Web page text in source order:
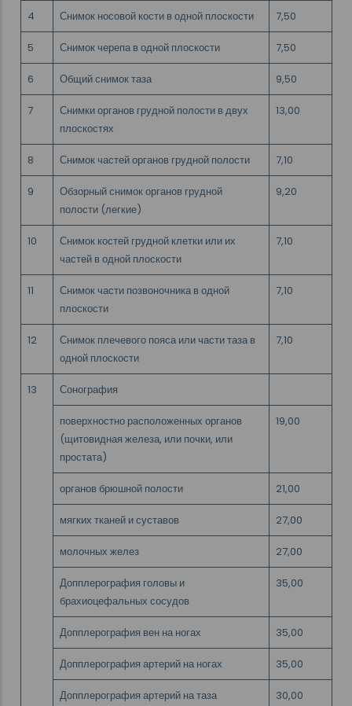
4 Снимок носовой кости в одной плоскости 7,50
5 Снимок черепа в одной плоскости 7,50
6 Общий снимок таза 9,50
7
Снимки органов грудной полости в двух
плоскостях
13,00
8 Снимок частей органов грудной полости 7,10
9
Обзорный снимок органов грудной
полости (легкие)
9,20
10
Снимок костей грудной клетки или их
частей в одной плоскости
7,10
11
Снимок части позвоночника в одной
плоскости
7,10
12
Снимок плечевого пояса или части таза в
одной плоскости
7,10
13 Сонография
поверхностно расположенных органов
(щитовидная железа, или почки, или
простата)
19,00
органов брюшной полости 21,00
мягких тканей и суставов 27,00
молочных желез 27,00
Допплерография головы и
брахиоцефальных сосудов
35,00
Допплерография вен на ногах 35,00
Допплерография артерий на ногах 35,00
Допплерография артерий на таза 30,00